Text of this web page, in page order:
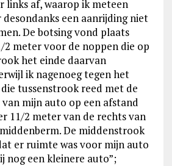
links af, waarop ik meteen
een aanrijding niet
De botsing vond plaats
2 meter voor de noppen die op
het einde daarvan
ik nagenoeg tegen het
tussenstrook reed met de
mijn auto op een afstand
11/2 meter van de rechts van
De middenstrook
er ruimte was voor mijn auto
nog een kleinere auto”;